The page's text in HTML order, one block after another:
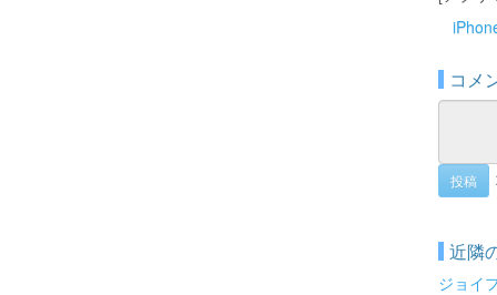
コメ
投稿
近隣
ジョイ